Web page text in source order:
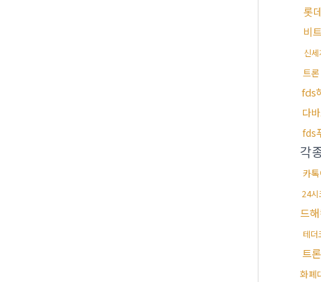
롯
비
신
트
fds
다
fds
각
카
24시
드
테더
트
화폐